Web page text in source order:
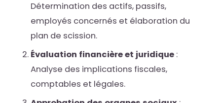
Détermination des actifs, passifs,
employés concernés et élaboration du
plan de scission.
Évaluation financière et juridique :
Analyse des implications fiscales,
comptables et légales.